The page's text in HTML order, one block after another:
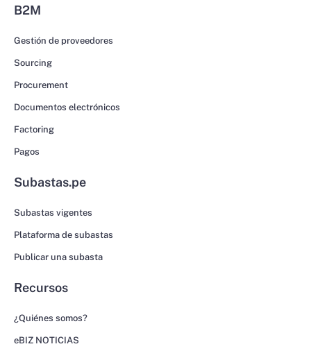
B2M
Gestión de proveedores
Sourcing
Procurement
Documentos electrónicos
Factoring
Pagos
Subastas.pe
Subastas vigentes
Plataforma de subastas
Publicar una subasta
Recursos
¿Quiénes somos?
eBIZ NOTICIAS